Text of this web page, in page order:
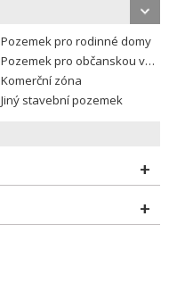
Pozemek pro rodinné domy
Pozemek pro občanskou vybavenost
Komerční zóna
Jiný stavební pozemek